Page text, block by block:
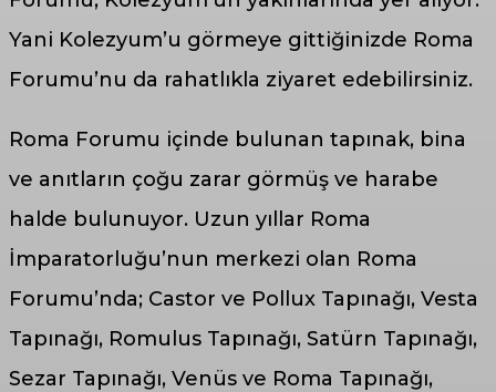
Yani Kolezyum’u görmeye gittiğinizde Roma
Forumu’nu da rahatlıkla ziyaret edebilirsiniz.
Roma Forumu içinde bulunan tapınak, bina
ve anıtların çoğu zarar görmüş ve harabe
halde bulunuyor. Uzun yıllar Roma
İmparatorluğu’nun merkezi olan Roma
Forumu’nda; Castor ve Pollux Tapınağı, Vesta
Tapınağı, Romulus Tapınağı, Satürn Tapınağı,
Sezar Tapınağı, Venüs ve Roma Tapınağı,